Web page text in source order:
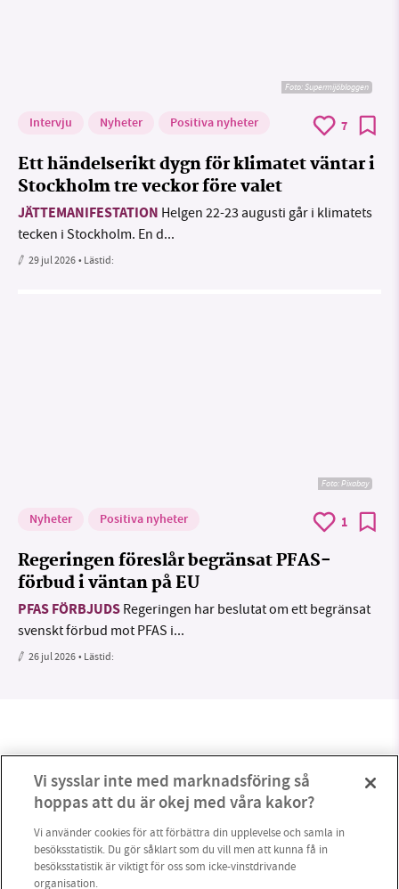
Foto: Supermijöbloggen
Intervju Nyheter Positiva nyheter 7
Ett händelserikt dygn för klimatet väntar i
Stockholm tre veckor före valet
JÄTTEMANIFESTATION Helgen 22-23 augusti går i klimatets
tecken i Stockholm. En d...
29 jul 2026• Lästid:
Foto:Pixabay
Nyheter Positiva nyheter 1
Regeringen föreslår begränsat PFAS-
förbud i väntan på EU
PFAS FÖRBJUDS Regeringen har beslutat om ett begränsat
svenskt förbud mot PFAS i...
26 jul 2026• Lästid:
Vi sysslar inte med marknadsföring så
hoppas att du är okej med våra kakor?
Vi använder cookies för att förbättra din upplevelse och samla in
besöksstatistik. Du gör såklart som du vill men att kunna få in
besöksstatistik är viktigt för oss som icke-vinstdrivande
organisation.